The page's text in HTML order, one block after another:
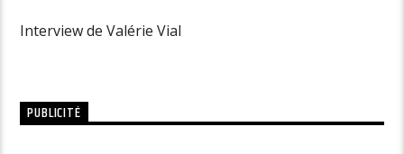
Interview de Valérie Vial
PUBLICITÉ